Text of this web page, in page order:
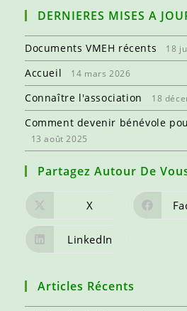
Vivre »
DERNIERES MISES A
Documents VMEH récents 18
Accueil 14 mars 2026
Connaître l'association 18
Comment devenir bénévole
13 août 2025
Partagez Autour De
X
LinkedIn
Articles Récents